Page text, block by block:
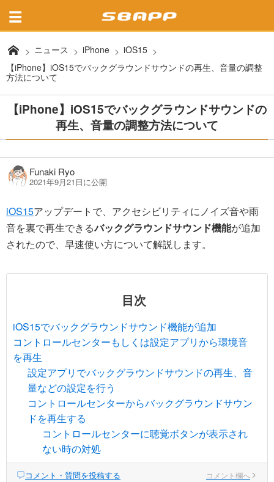
ニュース iPhone
iOS15
【iPhone】iOS15でバックグラウンドサウンドの再生、音量の調整
方法について
【iPhone】iOS15でバックグラウンドサウンドの
再生、音量の調整方法について
Funaki Ryo
2021年9月21日に公開
iOS15アップデートで、アクセシビリティにノイズ音や雨
音を裏で再生できるバックグラウンドサウンド機能が追加
されたので、早速使い方について解説します。
目次
iOS15でバックグラウンドサウンド機能が追加
コントロールセンターもしくは設定アプリから環境音
を再生
設定アプリでバックグラウンドサウンドの再生、音
量などの設定を行う
コントロールセンターからバックグラウンドサウン
ドを再生する
コントロールセンターに聴覚ボタンが表示され
ない時の対処
コメント・質問を投稿する コメント欄へ